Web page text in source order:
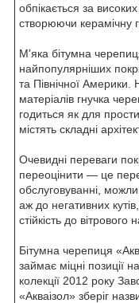
обпікається за
створюючи керамічну
М'яка бітумна
найпопулярніших
та Північної Америки.
матеріалів гнучка
годиться як для
містять складні
Очевидні переваги
переоцінити — це
обслуговуванні,
аж до негативних
стійкість до вітрового
Бітумна черепиця
займає міцні позиції
колекції 2012 року
«Акваізол» зберіг